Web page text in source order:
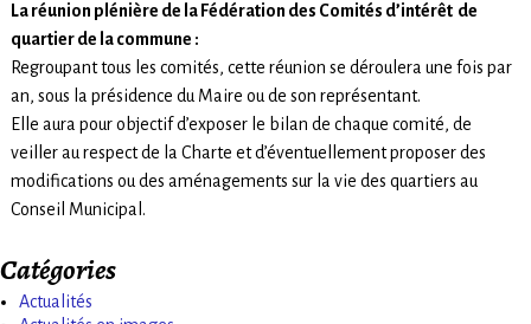
La réunion plénière de la Fédération des Comités d’intérêt de
quartier de la commune :
Regroupant tous les comités, cette réunion se déroulera une fois par
an, sous la présidence du Maire ou de son représentant.
Elle aura pour objectif d’exposer le bilan de chaque comité, de
veiller au respect de la Charte et d’éventuellement proposer des
modifications ou des aménagements sur la vie des quartiers au
Conseil Municipal.
Catégories
Actualités